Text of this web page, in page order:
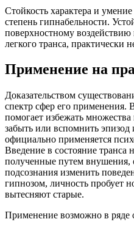
Стойкость характера и умение
степень гипнабельности.
поверхностному
легкого транса, практически
Применение на
Доказательством
спектр сфер его применения.
помогает избежать
забыть или вспомнить
официально применяется
Введение в состояние транса
полученные путем внушения,
подсознания изменить
гипнозом, личность пробует
вытесняют старые.
Применение возможно в ряде